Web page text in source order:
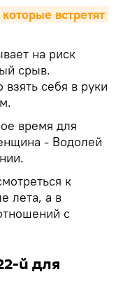
встретят
на риск
срыв.
себя в руки
время для
- Водолей
к
лета, а в
с
й для